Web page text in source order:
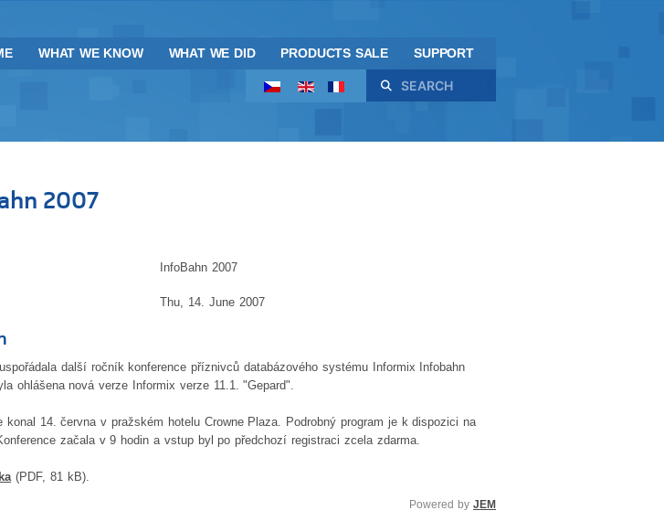
WHAT WE KNOW WHAT WE DID PRODUCTS SALE SUPPORT
Search
2007
InfoBahn 2007
Thu, 14. June 2007
další ročník konference příznivců databázového systému Informix Infobahn
ohlášena nová verze Informix verze 11.1. "Gepard".
konal 14. června v pražském hotelu Crowne Plaza. Podrobný program je k dispozici na
začala v 9 hodin a vstup byl po předchozí registraci zcela zdarma.
(PDF, 81 kB).
Powered by JEM